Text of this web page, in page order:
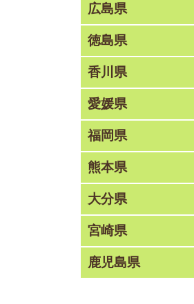
広島県
徳島県
香川県
愛媛県
福岡県
熊本県
大分県
宮崎県
鹿児島県